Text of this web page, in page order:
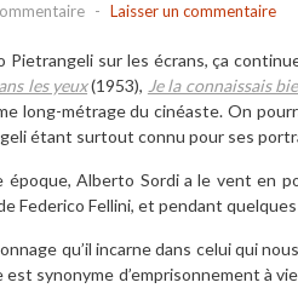
- Laisser un commentaire
Pietrangeli sur les écrans, ça
les yeux(1953), Je la connaissais
long-métrage du cinéaste. On
étant surtout connu pour ses
Alberto Sordi a le vent en
Federico Fellini, et pendant
qu’il incarne dans celui qui
est synonyme d’emprisonnement à